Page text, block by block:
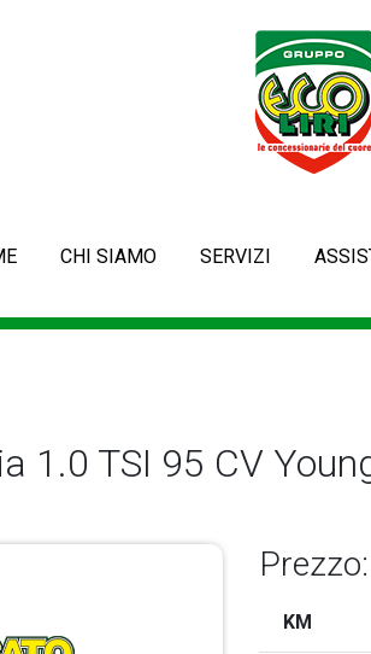
CHI SIAMO SERVIZI
1.0 TSI 95 CV
Prezzo:
KM